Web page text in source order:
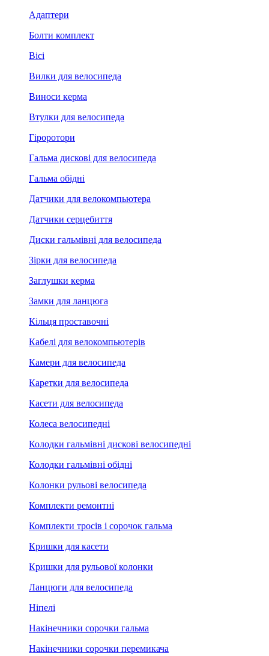
Адаптери
Болти комплект
Вісі
Вилки для велосипеда
Виноси керма
Втулки для велосипеда
Гіроротори
Гальма дискові для велосипеда
Гальма обідні
Датчики для велокомпьютера
Датчики серцебиття
Диски гальмівні для велосипеда
Зірки для велосипеда
Заглушки керма
Замки для ланцюга
Кільця проставочні
Кабелі для велокомпьютерів
Камери для велосипеда
Каретки для велосипеда
Касети для велосипеда
Колеса велосипедні
Колодки гальмівні дискові велосипедні
Колодки гальмівні обідні
Колонки рульові велосипеда
Комплекти ремонтні
Комплекти тросів і сорочок гальма
Кришки для касети
Кришки для рульової колонки
Ланцюги для велосипеда
Ніпелі
Накінечники сорочки гальма
Накінечники сорочки перемикача